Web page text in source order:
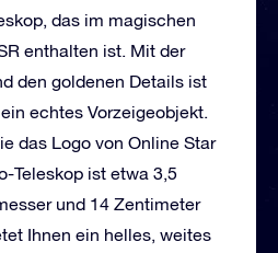
das im magischen
enthalten ist. Mit der
den goldenen Details ist
echtes Vorzeigeobjekt.
das Logo von Online Star
Teleskop ist etwa 3,5
und 14 Zentimeter
Ihnen ein helles, weites